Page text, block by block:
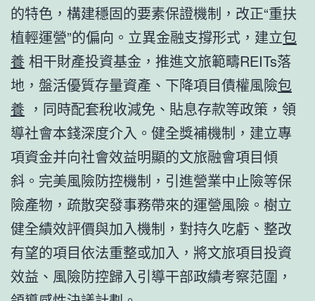
的特色，構建穩固的要素保證機制，改正“重扶
植輕運營”的偏向。立異金融支撐形式，建立包
養 相干財產投資基金，推進文旅範疇REITs落
地，盤活優質存量資產、下降項目債權風險包
養 ，同時配套稅收減免、貼息存款等政策，領
導社會本錢深度介入。健全獎補機制，建立專
項資金并向社會效益明顯的文旅融會項目傾
斜。完美風險防控機制，引進營業中止險等保
險產物，疏散突發事務帶來的運營風險。樹立
健全績效評價與加入機制，對持久吃虧、整改
有望的項目依法重整或加入，將文旅項目投資
效益、風險防控歸入引導干部政績考察范圍，